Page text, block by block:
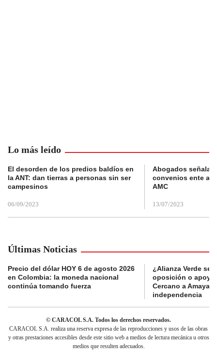
Lo más leído
El desorden de los predios baldíos en
la ANT: dan tierras a personas sin ser
campesinos
06/09/2023
Abogados
convenios ente
AMC
13/07/2023
Últimas Noticias
Precio del dólar HOY 6 de agosto 2026
en Colombia: la moneda nacional
continúa tomando fuerza
¿Alianza Verde se
oposición o apoya
Cercano a Amaya
independencia
© CARACOL S.A. Todos los derechos reservados.
CARACOL S.A. realiza una reserva expresa de las reproducciones y usos de las obras
y otras prestaciones accesibles desde este sitio web a medios de lectura mecánica u otros
medios que resulten adecuados.